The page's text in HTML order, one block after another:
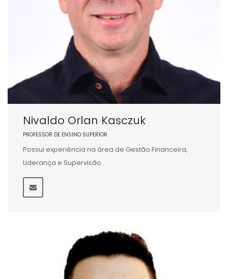
Nivaldo Orlan Kasczuk
PROFESSOR DE ENSINO SUPERIOR
Possui experiência na área de Gestão Financeira,
Liderança e Supervisão